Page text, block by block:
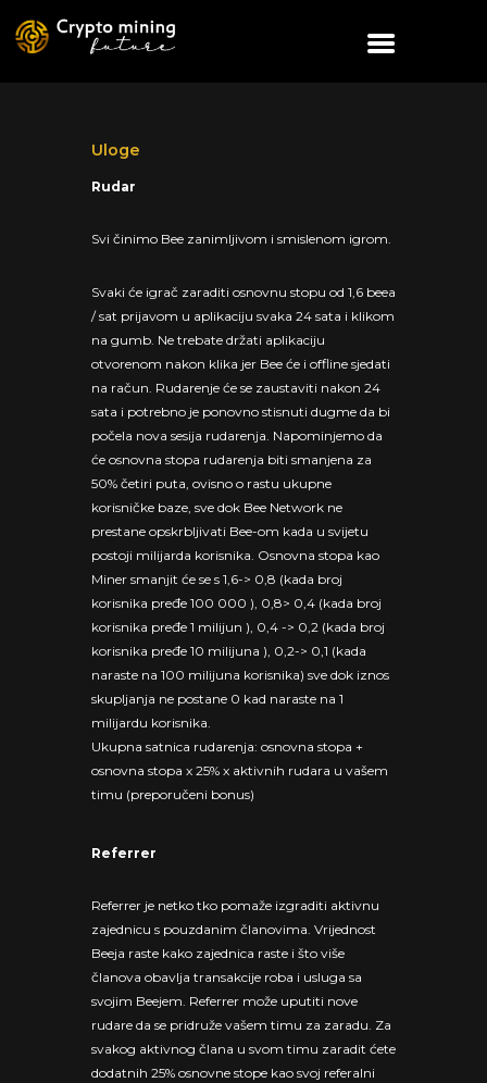
Uloge
Rudar
Svi činimo Bee zanimljivom i smislenom igrom.
Svaki će igrač zaraditi osnovnu stopu od 1,6 beea
/ sat prijavom u aplikaciju svaka 24 sata i klikom
na gumb. Ne trebate držati aplikaciju
otvorenom nakon klika jer Bee će i offline sjedati
na račun. Rudarenje će se zaustaviti nakon 24
sata i potrebno je ponovno stisnuti dugme da bi
počela nova sesija rudarenja. Napominjemo da
će osnovna stopa rudarenja biti smanjena za
50% četiri puta, ovisno o rastu ukupne
korisničke baze, sve dok Bee Network ne
prestane opskrbljivati Bee-om kada u svijetu
postoji milijarda korisnika. Osnovna stopa kao
Miner smanjit će se s 1,6-> 0,8 (kada broj
korisnika pređe 100 000 ), 0,8> 0,4 (kada broj
korisnika pređe 1 milijun ), 0,4 -> 0,2 (kada broj
korisnika pređe 10 milijuna ), 0,2-> 0,1 (kada
naraste na 100 milijuna korisnika) sve dok iznos
skupljanja ne postane 0 kad naraste na 1
milijardu korisnika.
Ukupna satnica rudarenja: osnovna stopa +
osnovna stopa x 25% x aktivnih rudara u vašem
timu (preporučeni bonus)
Referrer
Referrer je netko tko pomaže izgraditi aktivnu
zajednicu s pouzdanim članovima. Vrijednost
Beeja raste kako zajednica raste i što više
članova obavlja transakcije roba i usluga sa
svojim Beejem. Referrer može uputiti nove
rudare da se pridruže vašem timu za zaradu. Za
svakog aktivnog člana u svom timu zaradit ćete
dodatnih 25% osnovne stope kao svoj referalni